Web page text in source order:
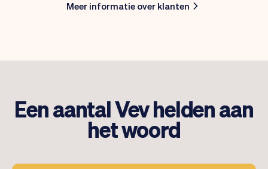
Meer informatie over klanten
Een aantal Vev helden aan
het woord